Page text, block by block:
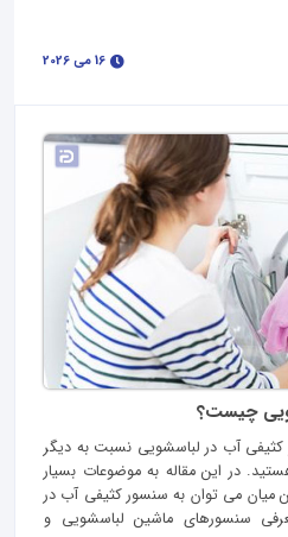
چیست؟
کثیفی آب در لباسشویی نسبت به دیگر
در این مقاله به موضوعات بسیار
میان می توان به سنسور کثیفی آب در
سنسورهای ماشین لباسشویی و